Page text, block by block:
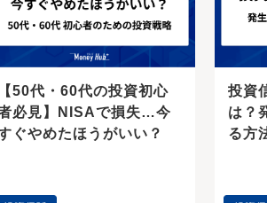
【50代・60代の投資初心
必見】NISAで損失…今
ぐやめたほうがいい？
投資
は？
る方